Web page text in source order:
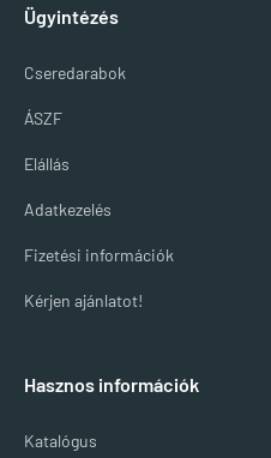
Ügyintézés
Cseredarabok
ÁSZF
Elállás
Adatkezelés
Fizetési információk
Kérjen ajánlatot!
Hasznos információk
Katalógus